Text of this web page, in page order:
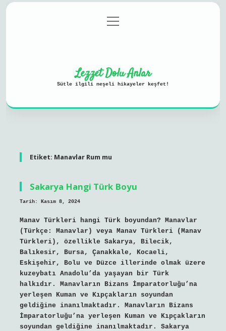
Gizlilik Politikası
menüyü
aç
Lezzet Dolu Anlar
Sütle ilgili neşeli hikayeler keşfet!
Etiket: Manavlar Rum mu
Sakarya Hangi Türk Boyu
Tarih: Kasım 8, 2024
Manav Türkleri hangi Türk boyundan? Manavlar
(Türkçe: Manavlar) veya Manav Türkleri (Manav
Türkleri), özellikle Sakarya, Bilecik,
Balıkesir, Bursa, Çanakkale, Kocaeli,
Eskişehir, Bolu ve Düzce illerinde olmak üzere
kuzeybatı Anadolu’da yaşayan bir Türk
halkıdır. Manavların Bizans İmparatorluğu’na
yerleşen Kuman ve Kıpçakların soyundan
geldiğine inanılmaktadır. Manavların Bizans
İmparatorluğu’na yerleşen Kuman ve Kıpçakların
soyundan geldiğine inanılmaktadır. Sakarya